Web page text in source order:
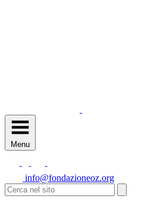
Menu
info@fondazioneoz.org